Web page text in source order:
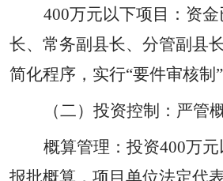
400万元以下项目：资
长、常务副县长、分管副县
简化程序，实行“要件审核制 ”
（二）投资控制：严管
概算管理：投资400万元
报批概算，项目单位法定代